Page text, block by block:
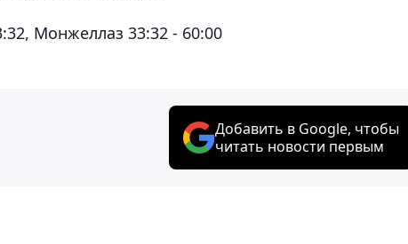
Монжеллаз 33:32 - 60:00
Добавить в Google, чтобы
читать новости первым